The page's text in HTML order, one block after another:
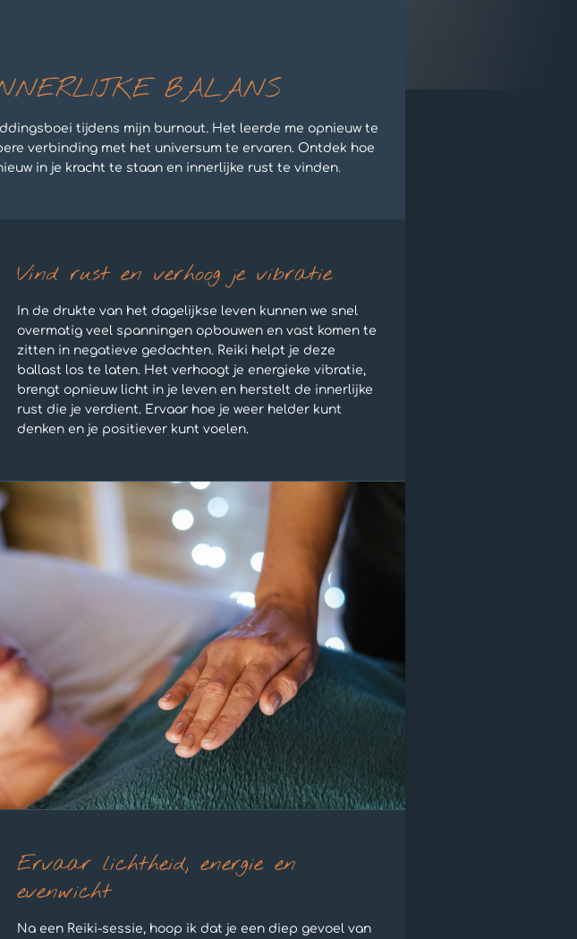
BALANS
tijdens mijn burnout. Het leerde me opnieuw te
verbinding met het universum te ervaren. Ontdek hoe
in je kracht te staan en innerlijke rust te vinden.
Vind rust en verhoog je vibratie
In de drukte van het dagelijkse leven kunnen we snel
overmatig veel spanningen opbouwen en vast komen te
zitten in negatieve gedachten. Reiki helpt je deze
ballast los te laten. Het verhoogt je energieke vibratie,
brengt opnieuw licht in je leven en herstelt de innerlijke
rust die je verdient. Ervaar hoe je weer helder kunt
denken en je positiever kunt voelen.
Ervaar lichtheid, energie en
evenwicht
Na een Reiki-sessie, hoop ik dat je een diep gevoel van